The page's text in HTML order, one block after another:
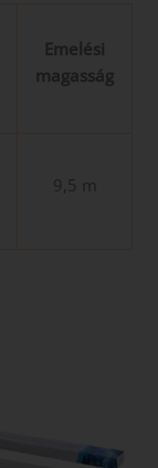
Emelési
magasság
9,5 m